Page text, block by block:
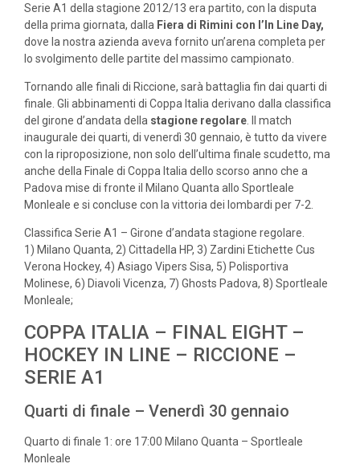
Serie A1 della stagione 2012/13 era partito, con la disputa
della prima giornata, dalla Fiera di Rimini con l’In Line Day,
dove la nostra azienda aveva fornito un’arena completa per
lo svolgimento delle partite del massimo campionato.
Tornando alle finali di Riccione, sarà battaglia fin dai quarti di
finale. Gli abbinamenti di Coppa Italia derivano dalla classifica
del girone d’andata della stagione regolare . Il match
inaugurale dei quarti, di venerdì 30 gennaio, è tutto da vivere
con la riproposizione, non solo dell’ultima finale scudetto, ma
anche della Finale di Coppa Italia dello scorso anno che a
Padova mise di fronte il Milano Quanta allo Sportleale
Monleale e si concluse con la vittoria dei lombardi per 7-2.
Classifica Serie A1 – Girone d’andata stagione regolare.
1) Milano Quanta, 2) Cittadella HP, 3) Zardini Etichette Cus
Verona Hockey, 4) Asiago Vipers Sisa, 5) Polisportiva
Molinese, 6) Diavoli Vicenza, 7) Ghosts Padova, 8) Sportleale
Monleale;
COPPA ITALIA – FINAL EIGHT –
HOCKEY IN LINE – RICCIONE –
SERIE A1
Quarti di finale – Venerdì 30 gennaio
Quarto di finale 1: ore 17:00 Milano Quanta – Sportleale
Monleale